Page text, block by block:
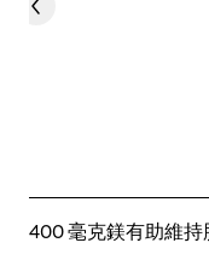
400 毫克鎂有助維